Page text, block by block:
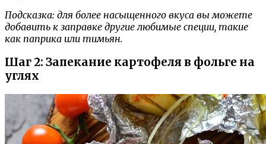
Подсказка: для более насыщенного вкуса вы можете
добавить к заправке другие любимые специи, такие
как паприка или тимьян.
Шаг 2: Запекание картофеля в фольге на
углях